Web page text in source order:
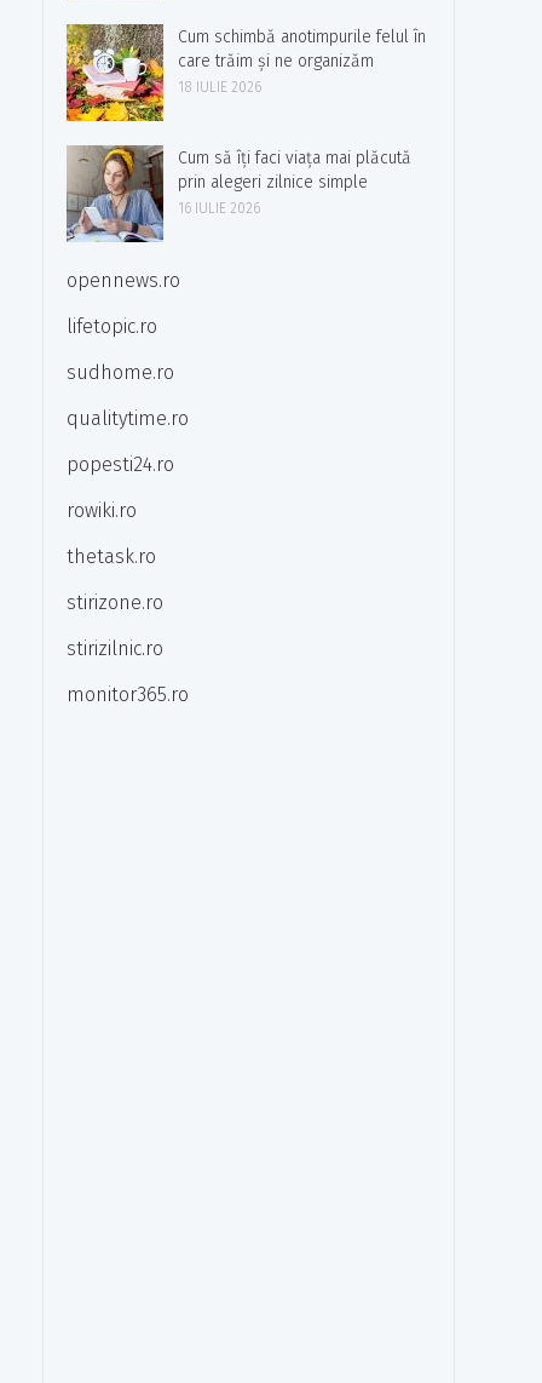
Cum schimbă anotimpurile felul în
care trăim și ne organizăm
18 IULIE 2026
Cum să îți faci viața mai plăcută
prin alegeri zilnice simple
16 IULIE 2026
opennews.ro
lifetopic.ro
sudhome.ro
qualitytime.ro
popesti24.ro
rowiki.ro
thetask.ro
stirizone.ro
stirizilnic.ro
monitor365.ro